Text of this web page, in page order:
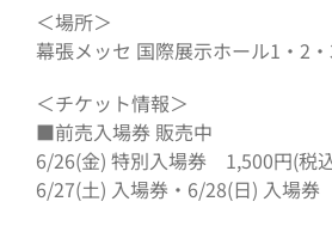
＜場所＞
幕張メッセ 国際展示ホール1・2
＜チケット情報＞
■前売入場券 販売中
6/26(金) 特別入場券 1,500円(税
6/27(土) 入場券・6/28(日) 入場